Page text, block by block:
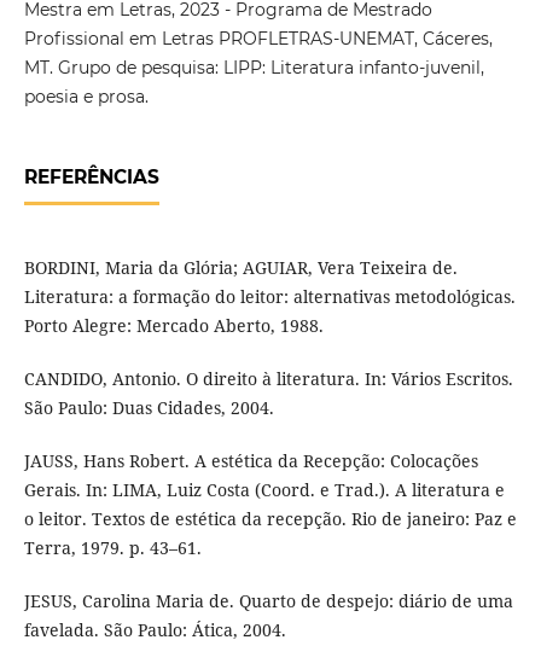
Mestra em Letras, 2023 - Programa de Mestrado
Profissional em Letras PROFLETRAS-UNEMAT, Cáceres,
MT. Grupo de pesquisa: LIPP: Literatura infanto-juvenil,
poesia e prosa.
REFERÊNCIAS
BORDINI, Maria da Glória; AGUIAR, Vera Teixeira de.
Literatura: a formação do leitor: alternativas metodológicas.
Porto Alegre: Mercado Aberto, 1988.
CANDIDO, Antonio. O direito à literatura. In: Vários Escritos.
São Paulo: Duas Cidades, 2004.
JAUSS, Hans Robert. A estética da Recepção: Colocações
Gerais. In: LIMA, Luiz Costa (Coord. e Trad.). A literatura e
o leitor. Textos de estética da recepção. Rio de janeiro: Paz e
Terra, 1979. p. 43–61.
JESUS, Carolina Maria de. Quarto de despejo: diário de uma
favelada. São Paulo: Ática, 2004.